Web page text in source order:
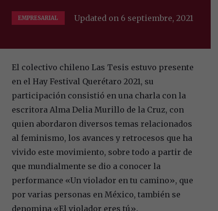
EMPRESARIAL Updated on 6 septiembre, 2021
El colectivo chileno Las Tesis estuvo presente
en el Hay Festival Querétaro 2021, su
participación consistió en una charla con la
escritora Alma Delia Murillo de la Cruz, con
quien abordaron diversos temas relacionados
al feminismo, los avances y retrocesos que ha
vivido este movimiento, sobre todo a partir de
que mundialmente se dio a conocer la
performance «Un violador en tu camino», que
por varias personas en México, también se
denomina «El violador eres tú».